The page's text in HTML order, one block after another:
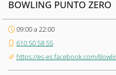
BOWLING PUNTO ZERO
09:00 a 22:00
610 50 58 55
https://es-es.facebook.com/